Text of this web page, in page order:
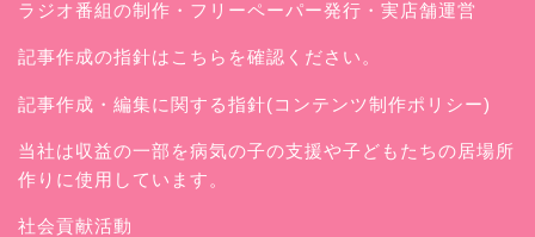
ラジオ番組の制作・フリーペーパー発行・実店舗運営
記事作成の指針はこちらを確認ください。
記事作成・編集に関する指針(コンテンツ制作ポリシー)
当社は収益の一部を病気の子の支援や子どもたちの居場所
作りに使用しています。
社会貢献活動